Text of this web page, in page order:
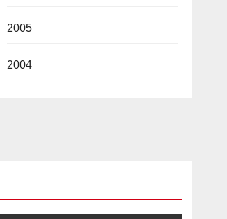
2005
2004